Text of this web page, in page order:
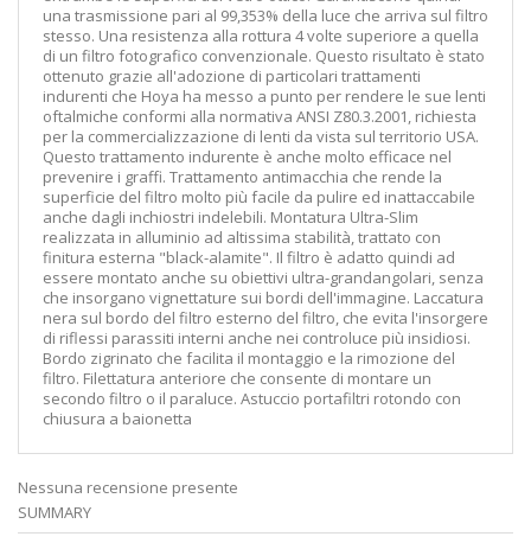
una trasmissione pari al 99,353% della luce che arriva sul filtro
stesso. Una resistenza alla rottura 4 volte superiore a quella
di un filtro fotografico convenzionale. Questo risultato è stato
ottenuto grazie all'adozione di particolari trattamenti
indurenti che Hoya ha messo a punto per rendere le sue lenti
oftalmiche conformi alla normativa ANSI Z80.3.2001, richiesta
per la commercializzazione di lenti da vista sul territorio USA.
Questo trattamento indurente è anche molto efficace nel
prevenire i graffi. Trattamento antimacchia che rende la
superficie del filtro molto più facile da pulire ed inattaccabile
anche dagli inchiostri indelebili. Montatura Ultra-Slim
realizzata in alluminio ad altissima stabilità, trattato con
finitura esterna "black-alamite". Il filtro è adatto quindi ad
essere montato anche su obiettivi ultra-grandangolari, senza
che insorgano vignettature sui bordi dell'immagine. Laccatura
nera sul bordo del filtro esterno del filtro, che evita l'insorgere
di riflessi parassiti interni anche nei controluce più insidiosi.
Bordo zigrinato che facilita il montaggio e la rimozione del
filtro. Filettatura anteriore che consente di montare un
secondo filtro o il paraluce. Astuccio portafiltri rotondo con
chiusura a baionetta
Nessuna recensione presente
SUMMARY